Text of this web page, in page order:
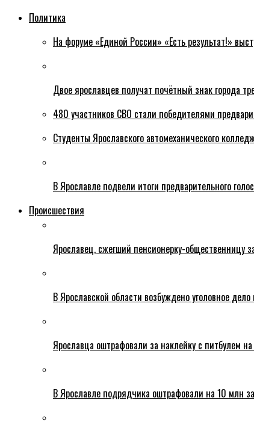
Политика
На форуме «Единой России» «Есть результат!»
Двое ярославцев получат почётный знак города
480 участников СВО стали победителями
Студенты Ярославского автомеханического
В Ярославле подвели итоги предварительного
Происшествия
Ярославец, сжегший пенсионерку-общественницу
В Ярославской области возбуждено уголовное
Ярославца оштрафовали за наклейку с питбулем
В Ярославле подрядчика оштрафовали на 10 млн